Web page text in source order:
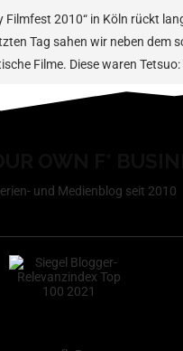
Filmfest 2010“ in Köln rückt
Tag sahen wir neben dem
Filme. Diese waren Tetsuo:
und Medienblog seit 2010